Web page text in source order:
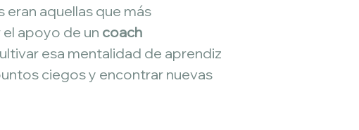
eran aquellas que más
apoyo de un coach
esa mentalidad de aprendiz
ciegos y encontrar nuevas